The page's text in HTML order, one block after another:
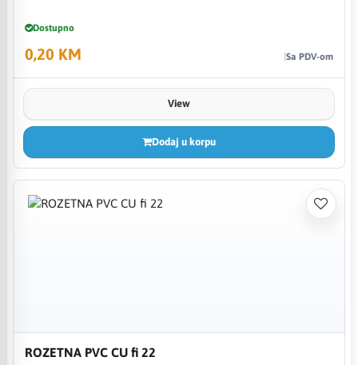
Dostupno
0,20 KM Sa PDV-om
View
Dodaj u korpu
ROZETNA PVC CU fi 22